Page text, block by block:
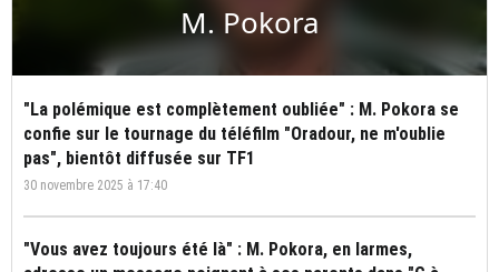
M. Pokora
"La polémique est complètement oubliée" : M. Pokora se
confie sur le tournage du téléfilm "Oradour, ne m'oublie
pas", bientôt diffusée sur TF1
30 novembre 2025 à 17:40
"Vous avez toujours été là" : M. Pokora, en larmes,